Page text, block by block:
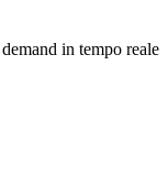
in tempo reale